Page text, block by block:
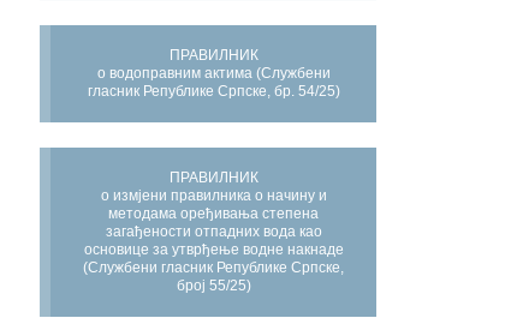
ПРАВИЛНИК
о водоправним актима (Службени
гласник Републике Српске, бр. 54/25)
ПРАВИЛНИК
о измјени правилника о начину и
методама оређивања степена
загађености отпадних вода као
основице за утврђење водне накнаде
(Службени гласник Републике Српске,
број 55/25)